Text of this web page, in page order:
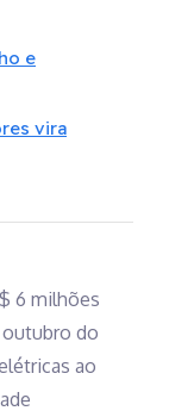
e
vira
6 milhões
outubro do
ao